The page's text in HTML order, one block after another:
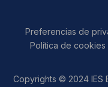
Preferencias de
Política de cookies
Copyrights © 2024 IES